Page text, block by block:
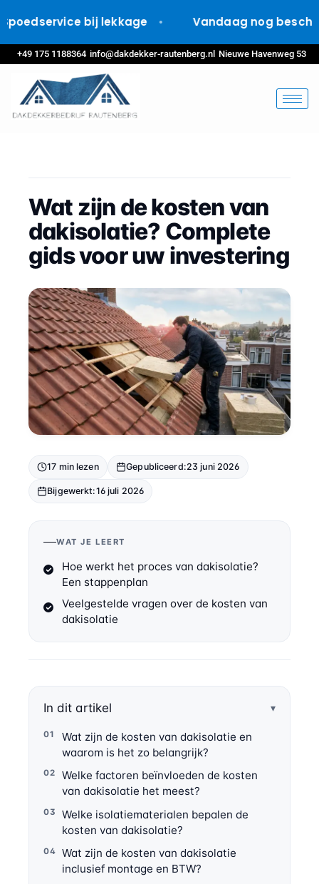
bij lekkage Vandaag nog
+49 175 1188364 info@dakdekker-rautenberg.nl Nieuwe Havenweg 53
Wat zijn de kosten van
dakisolatie? Complete
gids voor uw investering
17 min lezen Gepubliceerd:23 juni 2026
Bijgewerkt:16 juli 2026
WAT JE LEERT
Hoe werkt het proces van dakisolatie?
Een stappenplan
Veelgestelde vragen over de kosten van
dakisolatie
In dit artikel
Wat zijn de kosten van dakisolatie en
waarom is het zo belangrijk?
Welke factoren beïnvloeden de kosten
van dakisolatie het meest?
Welke isolatiematerialen bepalen de
kosten van dakisolatie?
Wat zijn de kosten van dakisolatie
inclusief montage en BTW?